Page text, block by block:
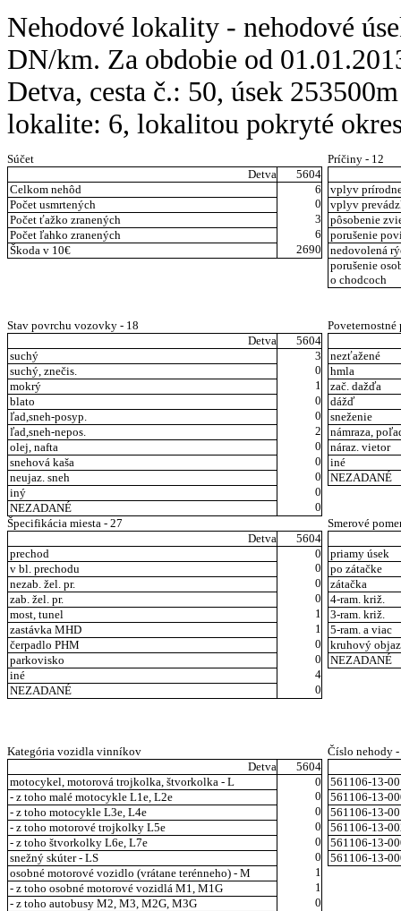
Nehodové lokality - nehodové
DN/km. Za obdobie od
Detva, cesta č.: 50, úsek
lokalite: 6, lokalitou pokryté
Súčet
Detva
5604
Celkom nehôd
6
Počet usmrtených
0
Počet ťažko zranených
3
Počet ľahko zranených
6
Škoda v 10€
2690
Príčiny - 12
vplyv
vplyv
pôsobenie
porušenie
nedovolená
porušenie
o chodcoch
Stav povrchu vozovky - 18
Detva
5604
suchý
3
suchý, znečis.
0
mokrý
1
blato
0
ľad,sneh-posyp.
0
ľad,sneh-nepos.
2
olej, nafta
0
snehová kaša
0
neujaz. sneh
0
iný
0
NEZADANÉ
0
nezťažené
hmla
zač. dažďa
dážď
sneženie
námraza,
náraz. vietor
iné
NEZADANÉ
Špecifikácia miesta - 27
Detva
5604
prechod
0
v bl. prechodu
0
nezab. žel. pr.
0
zab. žel. pr.
0
most, tunel
1
zastávka MHD
1
čerpadlo PHM
0
parkovisko
0
iné
4
NEZADANÉ
0
Smerové
priamy úsek
po zátačke
zátačka
4-ram. križ.
3-ram. križ.
5-ram. a viac
kruhový
NEZADANÉ
Kategória vozidla vinníkov
Detva
5604
motocykel, motorová trojkolka, štvorkolka - L
0
- z toho malé motocykle L1e, L2e
0
- z toho motocykle L3e, L4e
0
- z toho motorové trojkolky L5e
0
- z toho štvorkolky L6e, L7e
0
snežný skúter - LS
0
osobné motorové vozidlo (vrátane terénneho) - M
1
- z toho osobné motorové vozidlá M1, M1G
1
- z toho autobusy M2, M3, M2G, M3G
0
Číslo nehody
561106-13-
561106-13-
561106-13-
561106-13-
561106-13-
561106-13-